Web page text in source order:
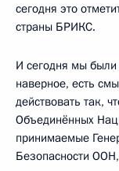
сегодня это
страны БРИКС.
И сегодня мы были
наверное, есть
действовать так,
Объединённых
принимаемые
Безопасности